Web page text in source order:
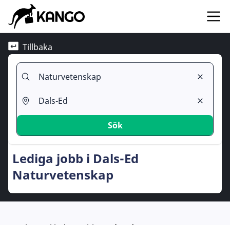
Tillbaka
Sök
Lediga jobb i Dals-Ed
Naturvetenskap